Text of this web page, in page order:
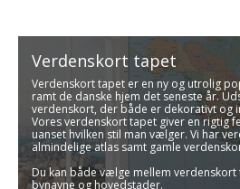
Verdenskort tapet
Verdenskort tapet er en ny og utrolig
ramt de danske hjem det seneste år.
verdenskort, der både er dekorativt og
Vores verdenskort tapet giver en rigtig
uanset hvilken stil man vælger. Vi har
almindelige atlas samt gamle
Du kan både vælge mellem
bynavne og hovedstader.